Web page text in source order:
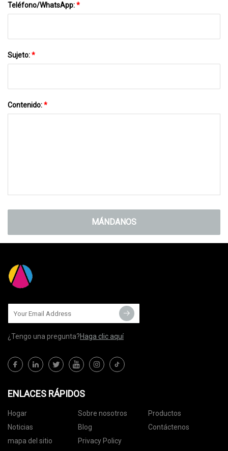
Teléfono/WhatsApp:*
Sujeto:*
Contenido:*
MÁNDANOS
¿Tengo una pregunta?Haga clic aquí
ENLACES RÁPIDOS
Hogar Sobre nosotros
Productos
Noticias
Blog
Contáctenos
mapa del sitio
Privacy Policy